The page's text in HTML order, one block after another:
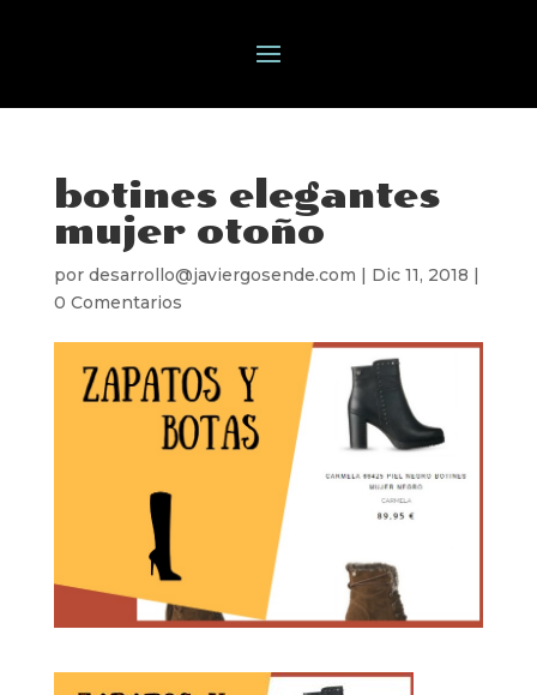
botines elegantes
mujer otoño
por desarrollo@javiergosende.com | Dic 11, 2018 |
0 Comentarios